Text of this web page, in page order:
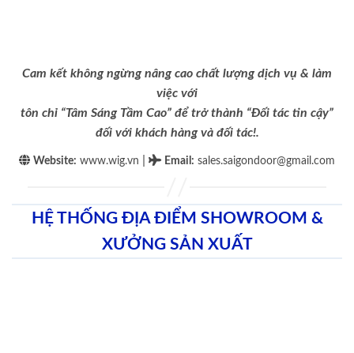
Cam kết không ngừng nâng cao chất lượng dịch vụ & làm
việc với
tôn chỉ “Tâm Sáng Tầm Cao” để trở thành “Đối tác tin cậy”
đối với khách hàng và đối tác!.
Website: www.wig.vn Email : sales.saigondoor@gmail.com
HỆ THỐNG ĐỊA ĐIỂM SHOWROOM &
XƯỞNG SẢN XUẤT